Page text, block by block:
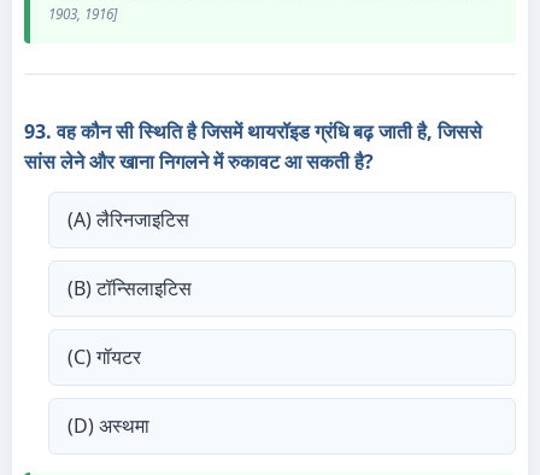
1903, 1916]
93. वह कौन सी स्थिति है जिसमें थायरॉइड ग्रंधि बढ़ जाती है, जिससे
सांस लेने और खाना निगलने में रुकावट आ सकती है?
(A) लैरिनजाइटिस
(B) टॉन्सिलाइटिस
(C) गॉयटर
(D) अस्थमा